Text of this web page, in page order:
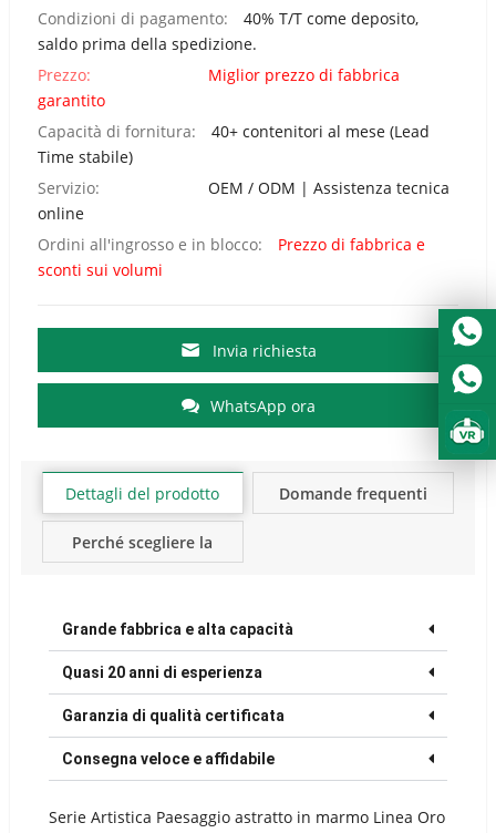
Condizioni di pagamento:
40% T/T come deposito,
saldo prima della spedizione.
Prezzo:
Miglior prezzo di fabbrica
garantito
Capacità di fornitura:
40+ contenitori al mese (Lead
Time stabile)
Servizio:
OEM / ODM | Assistenza tecnica
online
Ordini all'ingrosso e in blocco:
Prezzo di fabbrica e
sconti sui volumi
Invia richiesta
WhatsApp ora
Dettagli del prodotto Domande frequenti
Perché scegliere la
Grande fabbrica e alta capacità
Quasi 20 anni di esperienza
Garanzia di qualità certificata
Consegna veloce e affidabile
Serie Artistica Paesaggio astratto in marmo Linea Oro